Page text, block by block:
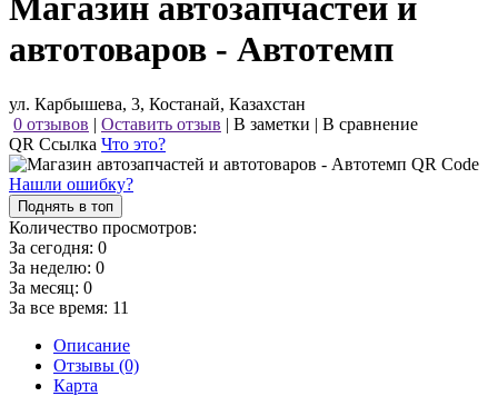
Магазин автозапчастей и
автотоваров - Автотемп
ул. Карбышева, 3, Костанай, Казахстан
0 отзывов | Оставить отзыв | В заметки | В сравнение
QR Ссылка Что это?
Нашли ошибку?
Поднять в топ
Количество просмотров:
За сегодня: 0
За неделю: 0
За месяц: 0
За все время: 11
Описание
Отзывы (0)
Карта